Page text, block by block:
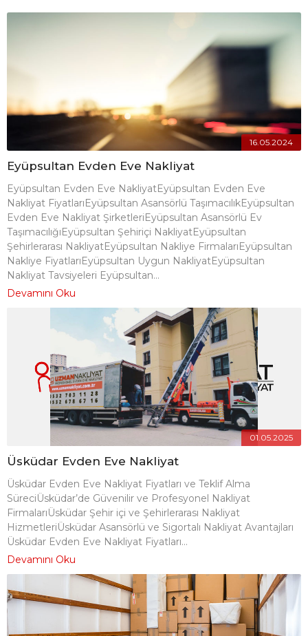
16.05.2024
Eyüpsultan Evden Eve Nakliyat
Eyüpsultan Evden Eve NakliyatEyüpsultan Evden Eve
Nakliyat FiyatlarıEyüpsultan Asansörlü TaşımacılıkEyüpsultan
Evden Eve Nakliyat ŞirketleriEyüpsultan Asansörlü Ev
TaşımacılığıEyüpsultan Şehiriçi NakliyatEyüpsultan
Şehirlerarası NakliyatEyüpsultan Nakliye FirmalarıEyüpsultan
Nakliye FiyatlarıEyüpsultan Uygun NakliyatEyüpsultan
Nakliyat Tavsiyeleri Eyüpsultan...
Devamını Oku
01.05.2025
Üsküdar Evden Eve Nakliyat
Üsküdar Evden Eve Nakliyat Fiyatları ve Teklif Alma
SüreciÜsküdar’de Güvenilir ve Profesyonel Nakliyat
FirmalarıÜsküdar Şehir içi ve Şehirlerarası Nakliyat
HizmetleriÜsküdar Asansörlü ve Sigortalı Nakliyat Avantajları
Üsküdar Evden Eve Nakliyat Fiyatları...
Devamını Oku